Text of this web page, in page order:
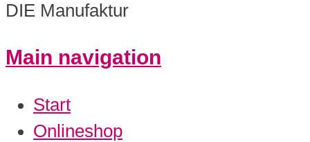
DIE Manufaktur
Main navigation
Start
Onlineshop